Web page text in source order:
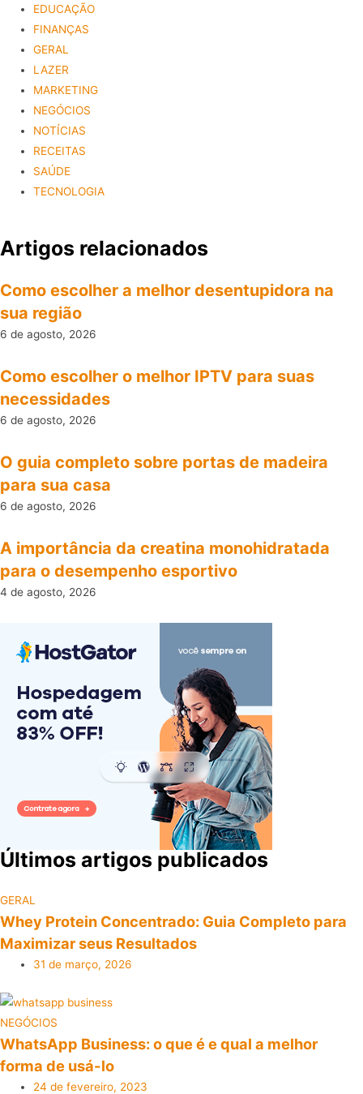
EDUCAÇÃO
FINANÇAS
GERAL
LAZER
MARKETING
NEGÓCIOS
NOTÍCIAS
RECEITAS
SAÚDE
TECNOLOGIA
Artigos relacionados
Como escolher a melhor desentupidora na
sua região
6 de agosto, 2026
Como escolher o melhor IPTV para suas
necessidades
6 de agosto, 2026
O guia completo sobre portas de madeira
para sua casa
6 de agosto, 2026
A importância da creatina monohidratada
para o desempenho esportivo
4 de agosto, 2026
Últimos artigos publicados​
GERAL
Whey Protein Concentrado: Guia Completo para
Maximizar seus Resultados
31 de março, 2026
NEGÓCIOS
WhatsApp Business: o que é e qual a melhor
forma de usá-lo
24 de fevereiro, 2023